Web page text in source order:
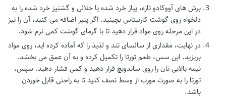
برش های آووکادو تازه، پیاز خرد شده یا خلالی و گشنیز خرد شده را به
دلخواه روی گوشت کارنیتاس بچینید. اگر پنیر اضافه می کنید، آن را نیز
در این مرحله روی مواد قرار دهید تا با گرمای گوشت کمی نرم شود.
در نهایت، مقداری از سالسای تند و لذیذ را که آماده کرده اید، روی مواد
بریزید. این سس، طعم تورتا را تکمیل کرده و به آن عمق می بخشد.
نیمه بالایی نان را روی ساندویچ قرار دهید و کمی فشار دهید. سپس،
تورتا را به صورت مورب از وسط نصف کنید تا به راحتی قابل خوردن
باشد.